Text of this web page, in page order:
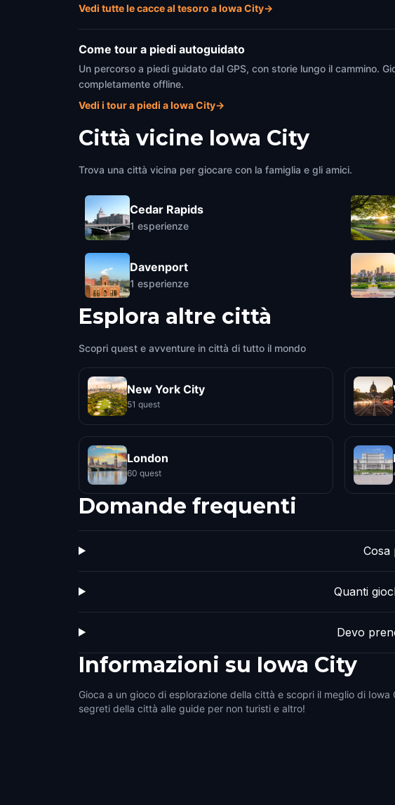
Vedi tutte le cacce al tesoro a Iowa City→
Come tour a piedi autoguidato
Un percorso a piedi guidato dal GPS, con storie lungo il cammino.
completamente offline.
Vedi i tour a piedi a Iowa City→
Città vicine Iowa City
Trova una città vicina per giocare con la famiglia e gli amici.
Cedar Rapids
1 esperienze
Davenport
1 esperienze
Esplora altre città
Scopri quest e avventure in città di tutto il mondo
New York City
51 quest
London
60 quest
Domande frequenti
Cosa
Quanti
Devo
Informazioni su Iowa City
Gioca a un gioco di esplorazione della città e scopri il meglio di Iowa
segreti della città alle guide per non turisti e altro!